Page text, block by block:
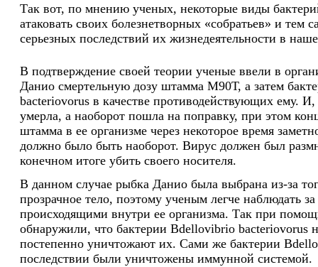
Так вот, по мнению ученых, некоторые виды
атаковать своих болезнетворных «собратьев» и тем
серьезных последствий их жизнедеятельности в
В подтверждение своей теории ученые ввели в
Данио смертельную дозу штамма М90Т, а затем
bacteriovorus в качестве противодействующих ему.
умерла, а наоборот пошла на поправку, при этом
штамма в ее организме через некоторое время
должно было быть наоборот. Вирус должен был
конечном итоге убить своего носителя.
В данном случае рыбка Данио была выбрана из-за
прозрачное тело, поэтому ученым легче наблюдать
происходящими внутри ее организма. Так при
обнаружили, что бактерии Bdellovibrio bacteriovorus
постепенно уничтожают их. Сами же бактерии
последствии были уничтожены иммунной системой.